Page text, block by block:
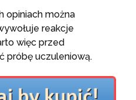
opiniach można
reakcje
więc przed
próbę uczuleniową.